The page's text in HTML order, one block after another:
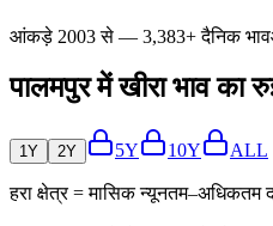
आंकड़े 2003 से — 3,383+ दैनिक भाव
पालमपुर में खीरा भाव का
1Y 2Y 5Y 10Y ALL
हरा क्षेत्र = मासिक